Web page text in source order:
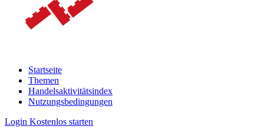
Startseite
Themen
Handelsaktivitätsindex
Nutzungsbedingungen
Login Kostenlos starten